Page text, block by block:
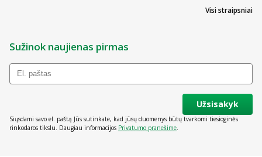
Visi straipsniai
Sužinok naujienas pirmas
Užsisakyk
Siųsdami savo el. paštą Jūs sutinkate, kad jūsų duomenys būtų tvarkomi tiesioginės
rinkodaros tikslu. Daugiau informacijos Privatumo pranešime.